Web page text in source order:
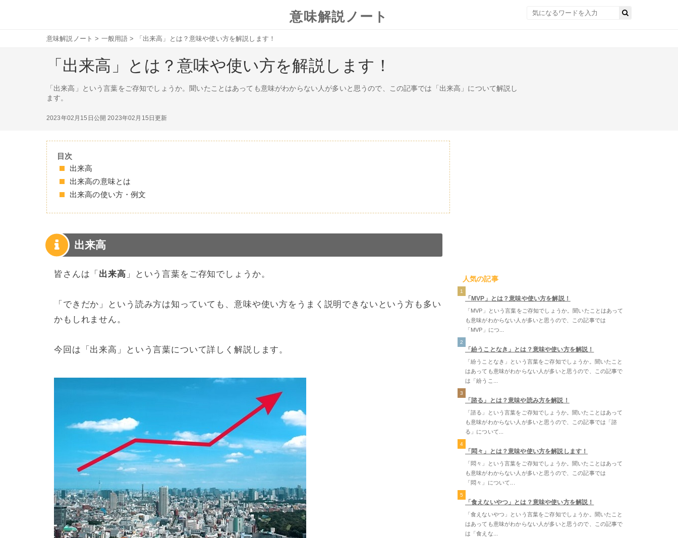
意味解説ノート
意味解説ノート > 一般用語 > 「出来高」とは？意味や使い方を解説します！
「出来高」とは？意味や使い方を解説します！
「出来高」という言葉をご存知でしょうか。聞いたことはあっても意味がわからない人が多いと思うので、この記事では「出来高」について解説し
ます。
2023年02月15日公開 2023年02月15日更新
目次
出来高
出来高の意味とは
出来高の使い方・例文
出来高
皆さんは「 出来高 」という言葉をご存知でしょうか。
「できだか」という読み方は知っていても、意味や使い方をうまく説明できないという方も多い
かもしれません。
今回は「出来高」という言葉について詳しく解説します。
人気の記事
1
「MVP」とは？意味や使い方を解説！
「MVP」という言葉をご存知でしょうか。聞いたことはあって
も意味がわからない人が多いと思うので、この記事では
「MVP」につ...
2
「紛うことなき」とは？意味や使い方を解説！
「紛うことなき」という言葉をご存知でしょうか。聞いたこと
はあっても意味がわからない人が多いと思うので、この記事で
は「紛うこ...
3
「諮る」とは？意味や読み方を解説！
「諮る」という言葉をご存知でしょうか。聞いたことはあって
も意味がわからない人が多いと思うので、この記事では「諮
る」について...
4
「悶々」とは？意味や使い方を解説します！
「悶々」という言葉をご存知でしょうか。聞いたことはあって
も意味がわからない人が多いと思うので、この記事では
「悶々」について...
5
「食えないやつ」とは？意味や使い方を解説！
「食えないやつ」という言葉をご存知でしょうか。聞いたこと
はあっても意味がわからない人が多いと思うので、この記事で
は「食えな...